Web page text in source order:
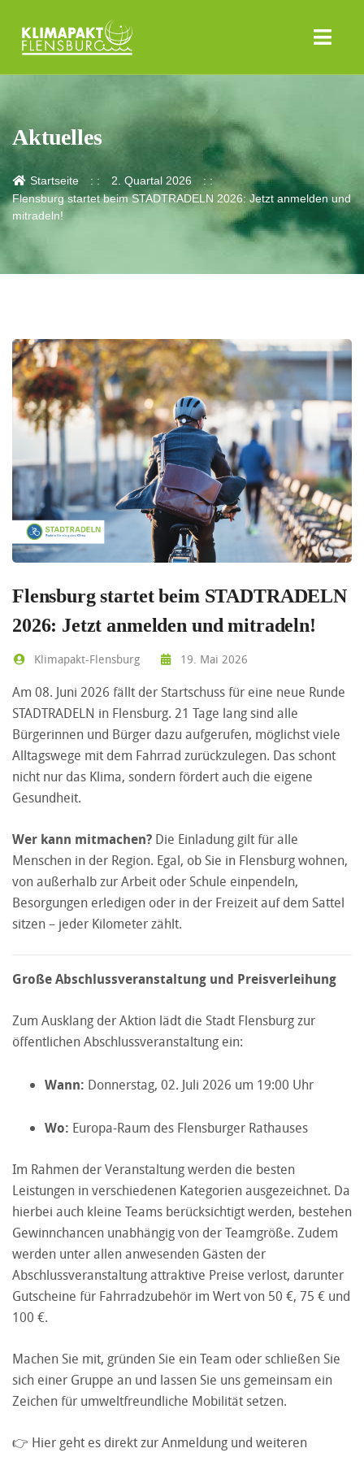
Aktuelles
Startseite
2. Quartal 2026
Flensburg startet beim STADTRADELN 2026: Jetzt anmelden und
mitradeln!
Flensburg startet beim STADTRADELN
2026: Jetzt anmelden und mitradeln!
Klimapakt-Flensburg 19. Mai 2026
Am 08. Juni 2026 fällt der Startschuss für eine neue Runde
STADTRADELN in Flensburg. 21 Tage lang sind alle
Bürgerinnen und Bürger dazu aufgerufen, möglichst viele
Alltagswege mit dem Fahrrad zurückzulegen. Das schont
nicht nur das Klima, sondern fördert auch die eigene
Gesundheit.
Wer kann mitmachen? Die Einladung gilt für alle
Menschen in der Region. Egal, ob Sie in Flensburg wohnen,
von außerhalb zur Arbeit oder Schule einpendeln,
Besorgungen erledigen oder in der Freizeit auf dem Sattel
sitzen – jeder Kilometer zählt.
Große Abschlussveranstaltung und Preisverleihung
Zum Ausklang der Aktion lädt die Stadt Flensburg zur
öffentlichen Abschlussveranstaltung ein:
Wann: Donnerstag, 02. Juli 2026 um 19:00 Uhr
Wo: Europa-Raum des Flensburger Rathauses
Im Rahmen der Veranstaltung werden die besten
Leistungen in verschiedenen Kategorien ausgezeichnet. Da
hierbei auch kleine Teams berücksichtigt werden, bestehen
Gewinnchancen unabhängig von der Teamgröße. Zudem
werden unter allen anwesenden Gästen der
Abschlussveranstaltung attraktive Preise verlost, darunter
Gutscheine für Fahrradzubehör im Wert von 50 €, 75 € und
100 €.
Machen Sie mit, gründen Sie ein Team oder schließen Sie
sich einer Gruppe an und lassen Sie uns gemeinsam ein
Zeichen für umweltfreundliche Mobilität setzen.
👉 Hier geht es direkt zur Anmeldung und weiteren